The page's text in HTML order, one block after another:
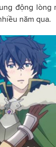
động lòng
năm qua.